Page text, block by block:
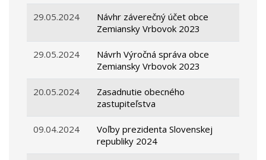
29.05.2024
Návhr záverečný účet obce
Zemiansky Vrbovok 2023
29.05.2024
Návrh Výročná správa obce
Zemiansky Vrbovok 2023
20.05.2024
Zasadnutie obecného
zastupiteľstva
09.04.2024
Voľby prezidenta Slovenskej
republiky 2024